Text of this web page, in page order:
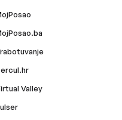
Valley